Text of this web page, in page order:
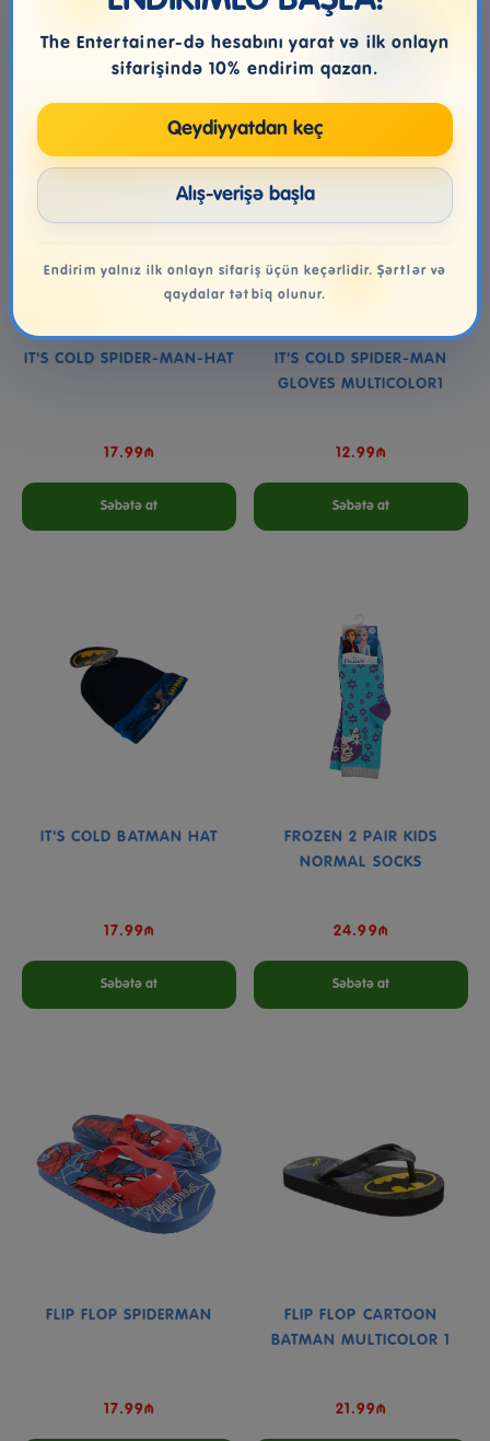
IT'S COLD SPIDER-MAN-HAT
17.99₼
Səbətə at
IT'S COLD SPIDER-MAN
GLOVES MULTICOLOR1
12.99₼
Səbətə at
IT'S COLD BATMAN HAT
17.99₼
Səbətə at
FROZEN 2 PAIR KIDS
NORMAL SOCKS
24.99₼
Səbətə at
FLIP FLOP SPIDERMAN
17.99₼
FLIP FLOP CARTOON
BATMAN MULTICOLOR 1
21.99₼
The Entertainer-də hesabını yarat və ilk onlayn
sifarişində 10% endirim qazan.
Qeydiyyatdan keç
Alış-verişə başla
Endirim yalnız ilk onlayn sifariş üçün keçərlidir. Şərtlər və
qaydalar tətbiq olunur.